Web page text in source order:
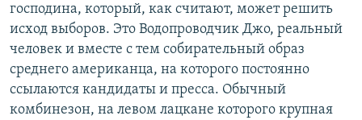
господина, который, как считают, может решить
исход выборов. Это Водопроводчик Джо, реальный
человек и вместе с тем собирательный образ
среднего американца, на которого постоянно
ссылаются кандидаты и пресса. Обычный
комбинезон, на левом лацкане которого крупная